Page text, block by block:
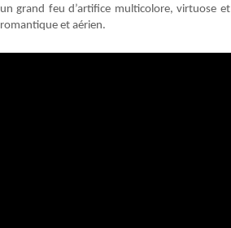
un grand feu d’artifice multicolore, virtuose
romantique et aérien.